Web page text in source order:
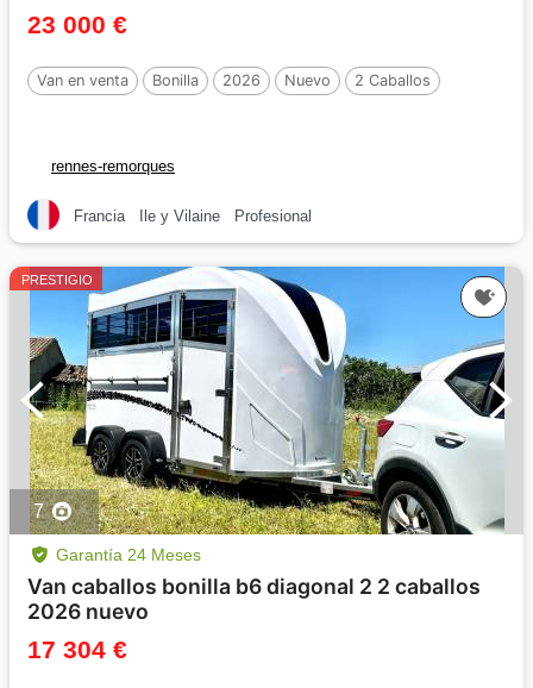
23 000 €
Van en venta Bonilla 2026 Nuevo 2 Caballos
rennes-remorques
Francia Ile y Vilaine Profesional
PRESTIGIO
7
Garantía 24 Meses
Van caballos bonilla b6 diagonal 2 2 caballos
2026 nuevo
17 304 €